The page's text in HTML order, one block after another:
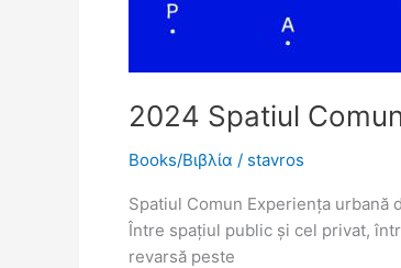
2024 Spatiul
Books/Βιβλία / stavros
Spatiul Comun Experiența urbană
Între spațiul public și cel privat,
revarsă peste